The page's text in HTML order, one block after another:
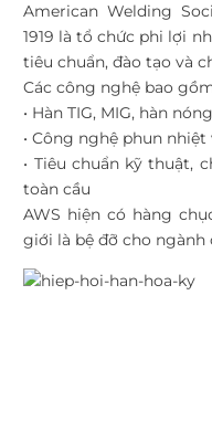
American Welding
1919 là tổ chức phi lợi
tiêu chuẩn, đào tạo và
Các công nghệ bao
• Hàn TIG, MIG, hàn
• Công nghệ phun
• Tiêu chuẩn kỹ thuật,
toàn cầu
AWS hiện có hàng
giới là bệ đỡ cho ngành